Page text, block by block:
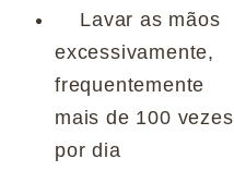
Lavar as mãos
excessivamente,
frequentemente
mais de 100 vezes
por dia